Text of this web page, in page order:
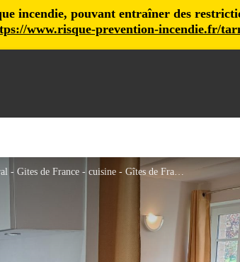
incendie, pouvant entraîner des
www.risque-prevention-incendie.fr/
L'Oriol - Castelnau de Montmiral - Gites de France - cuisine - Gîtes de France